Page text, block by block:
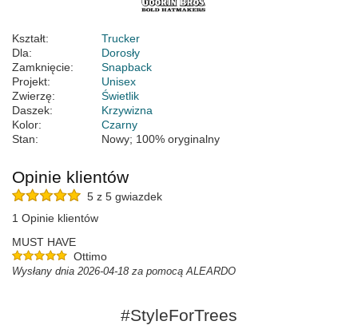
Kształt:
Trucker
Dla:
Dorosły
Zamknięcie:
Snapback
Projekt:
Unisex
Zwierzę:
Świetlik
Daszek:
Krzywizna
Kolor:
Czarny
Stan:
Nowy; 100% oryginalny
Opinie klientów
5 z 5 gwiazdek
1 Opinie klientów
MUST HAVE
Ottimo
Wysłany dnia 2026-04-18 za pomocą ALEARDO
#StyleForTrees